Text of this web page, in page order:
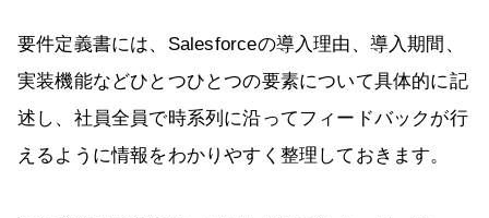
要件定義書には、Salesforceの導入理由、導入期間、
実装機能などひとつひとつの要素について具体的に記
述し、社員全員で時系列に沿ってフィードバックが行
えるように情報をわかりやすく整理しておきます。